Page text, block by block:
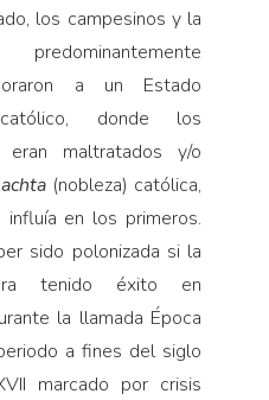
los campesinos y la
a un Estado
católico, donde los
maltratados y/o
(nobleza) católica,
en los primeros.
sido polonizada si la
tenido éxito en
la llamada Época
a fines del siglo
marcado por crisis